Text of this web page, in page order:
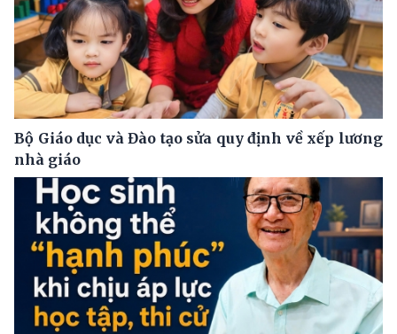
Bộ Giáo dục và Đào tạo sửa quy định về xếp lương
nhà giáo